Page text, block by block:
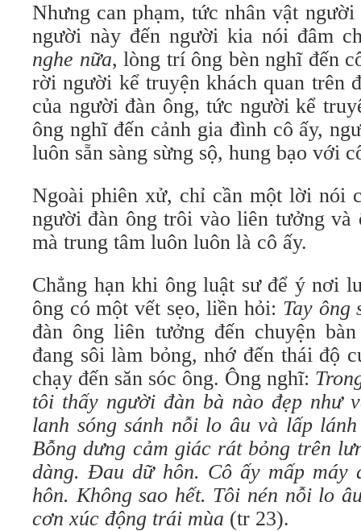
Nhưng can phạm, tức nhân vật
người này đến người kia nói đâm
nghe nữa, lòng trí ông bèn nghĩ đến
rời người kể truyện khách quan trên
của người đàn ông, tức người kể
ông nghĩ đến cảnh gia đình cô ấy,
luôn sẵn sàng sừng sộ, hung bạo với
Ngoài phiên xử, chỉ cần một lời nói
người đàn ông trôi vào liên tưởng và
mà trung tâm luôn luôn là cô ấy.
Chẳng hạn khi ông luật sư để ý nơi
ông có một vết sẹo, liền hỏi: Tay ông
đàn ông liên tưởng đến chuyện
đang sôi làm bỏng, nhớ đến thái độ
chạy đến săn sóc ông. Ông nghĩ:
tôi thấy người đàn bà nào đẹp như
lanh sóng sánh nỗi lo âu và lấp
Bỗng dưng cảm giác rát bỏng trên
dàng. Đau dữ hôn. Cô ấy mấp máy
hôn. Không sao hết. Tôi nén nỗi lo
cơn xúc động trái mùa (tr 23).